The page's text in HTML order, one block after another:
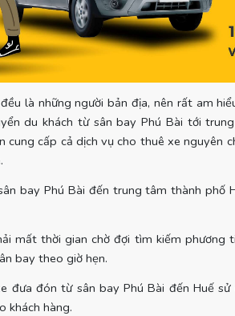
là những người bản địa, nên rất am
du khách từ sân bay Phú Bài tới
cung cấp cả dịch vụ cho thuê xe nguyên
bay Phú Bài đến trung tâm thành phố
mất thời gian chờ đợi tìm kiếm phương
bay theo giờ hẹn.
đưa đón từ sân bay Phú Bài đến Huế
khách hàng.